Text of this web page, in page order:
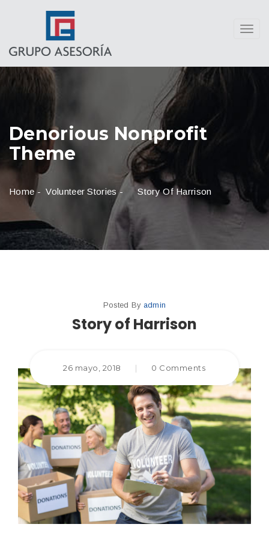
Denorious Nonprofit
Theme
Home-Volunteer Stories - Story Of Harrison
Posted By admin
Story of Harrison
26 mayo, 2018 | 0 Comments